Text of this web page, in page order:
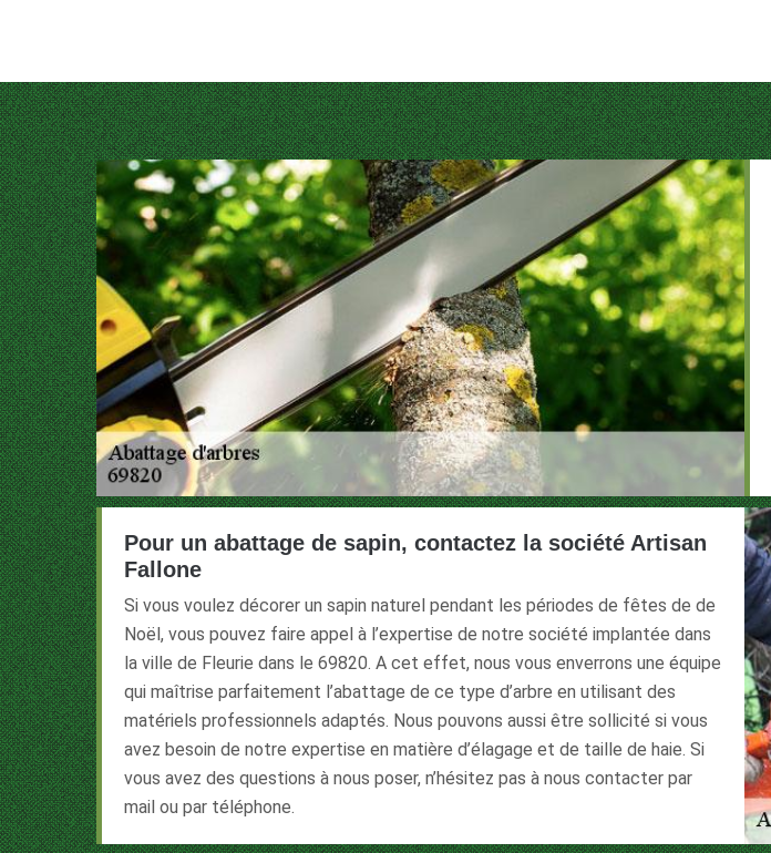
Pour un abattage de sapin, contactez la société Artisan
Fallone
Si vous voulez décorer un sapin naturel pendant les périodes de fêtes de de
Noël, vous pouvez faire appel à l’expertise de notre société implantée dans
la ville de Fleurie dans le 69820. A cet effet, nous vous enverrons une équipe
qui maîtrise parfaitement l’abattage de ce type d’arbre en utilisant des
matériels professionnels adaptés. Nous pouvons aussi être sollicité si vous
avez besoin de notre expertise en matière d’élagage et de taille de haie. Si
vous avez des questions à nous poser, n’hésitez pas à nous contacter par
mail ou par téléphone.